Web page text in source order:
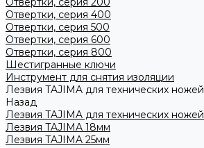
Отвертки, серия 400
Отвертки, серия 500
Отвертки, серия 600
Отвертки, серия 800
Шестигранные ключи
Инструмент для снятия изоляции
Лезвия TAJIMA для технических ножей
Назад
Лезвия TAJIMA для технических ножей
Лезвия TAJIMA 18мм
Лезвия TAJIMA 25мм